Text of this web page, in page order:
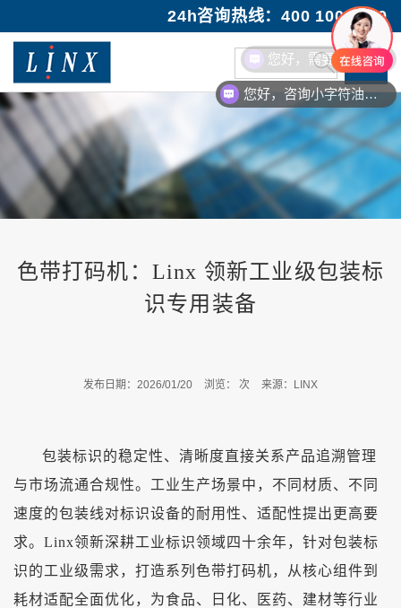
24h咨询热线：400 100 1089
色带打码机：Linx 领新工业级包装标
识专用装备
发布日期：2026/01/20 浏览： 次 来源：LINX
包装标识的稳定性、清晰度直接关系产品追溯管理
与市场流通合规性。工业生产场景中，不同材质、不同
速度的包装线对标识设备的耐用性、适配性提出更高要
求。 Linx领新深耕工业标识领域四十余年，针对包装标
识的工业级需求，打造系列色带打码机，从核心组件到
耗材适配全面优化，为食品、日化、医药、建材等行业
您好，咨询小字符油墨喷码机
您好，需要售后服务